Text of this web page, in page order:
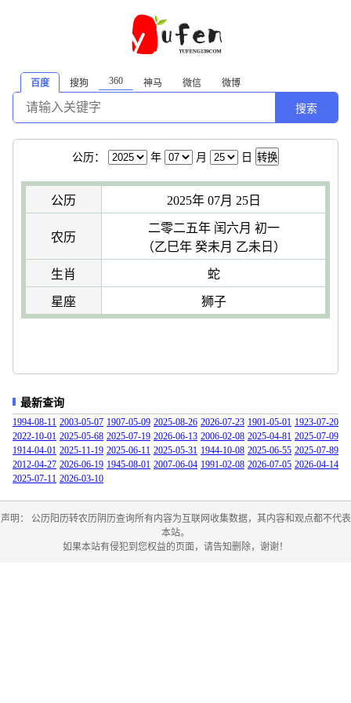
百度 搜狗 360 神马 微信 微博
搜索
公历： 年 月 日 转换
公历 2025年 07月 25日
农历
二零二五年 闰六月 初一
（乙巳年 癸未月 乙未日）
生肖 蛇
星座 狮子
最新查询
1994-08-11 2003-05-07 1907-05-09 2025-08-26 2026-07-23 1901-05-01 1923-07-20
2022-10-01 2025-05-68 2025-07-19 2026-06-13 2006-02-08 2025-04-81 2025-07-09
1914-04-01 2025-11-19 2025-06-11 2025-05-31 1944-10-08 2025-06-55 2025-07-89
2012-04-27 2026-06-19 1945-08-01 2007-06-04 1991-02-08 2026-07-05 2026-04-14
2025-07-11 2026-03-10
声明： 公历阳历转农历阴历查询所有内容为互联网收集数据，其内容和观点都不代表
本站。
如果本站有侵犯到您权益的页面，请告知删除，谢谢！